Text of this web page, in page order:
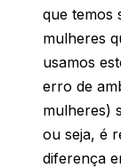
que temos
mulheres
usamos
erro de
mulheres)
ou seja, é
diferença